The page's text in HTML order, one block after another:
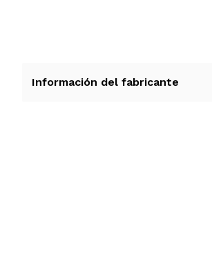
Información del fabricante